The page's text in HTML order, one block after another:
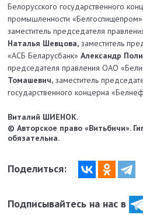
Белорусского государственного
промышленности
заместитель председателя
Наталья Шевцова, заместитель
«АСБ Беларусбанк»Александр
председателя правления ОАО
Томашевич, заместитель
государственного концерна
Виталий ШИЕНОК.
© Авторское право «Витьбичи».
обязательна.
Поделиться:
Подписывайтесь на нас в